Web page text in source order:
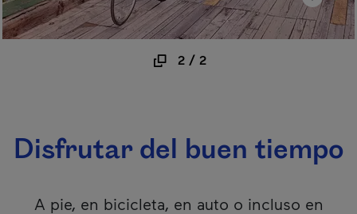
2/ 2
Disfrutar del buen tiempo
A pie, en bicicleta, en auto o incluso en